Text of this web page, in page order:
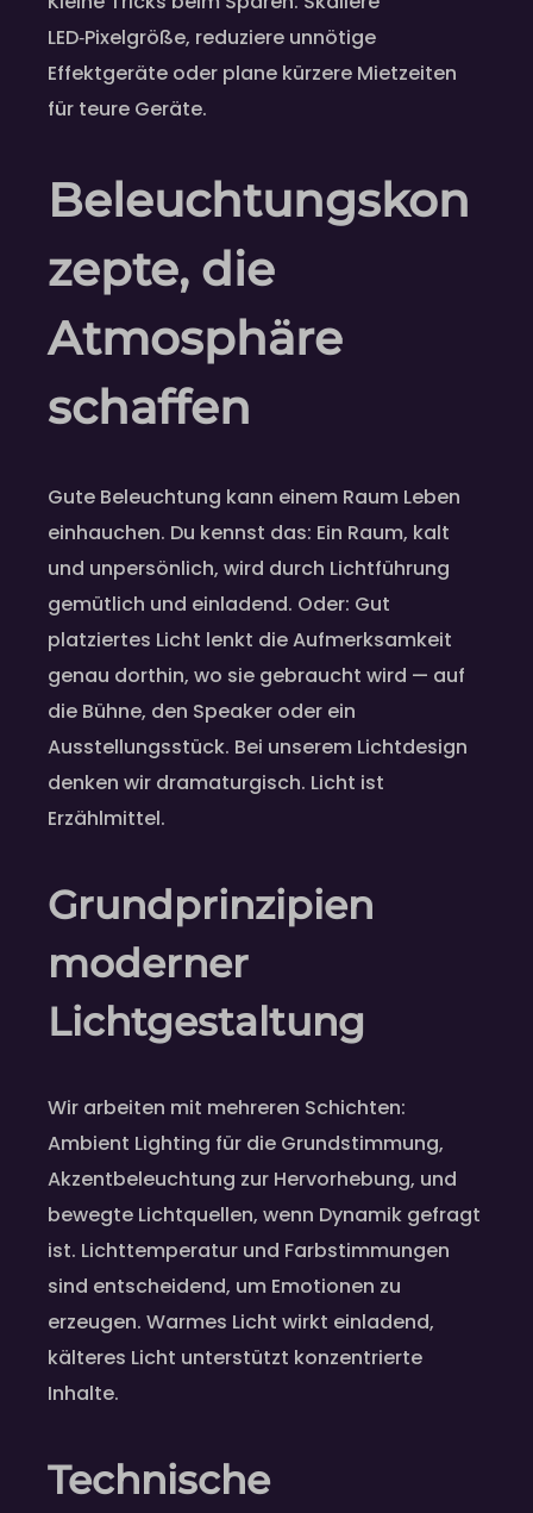
LED‑Pixelgröße, reduziere unnötige
Effektgeräte oder plane kürzere Mietzeiten
für teure Geräte.
Beleuchtungskon
zepte, die
Atmosphäre
schaffen
Gute Beleuchtung kann einem Raum Leben
einhauchen. Du kennst das: Ein Raum, kalt
und unpersönlich, wird durch Lichtführung
gemütlich und einladend. Oder: Gut
platziertes Licht lenkt die Aufmerksamkeit
genau dorthin, wo sie gebraucht wird — auf
die Bühne, den Speaker oder ein
Ausstellungsstück. Bei unserem Lichtdesign
denken wir dramaturgisch. Licht ist
Erzählmittel.
Grundprinzipien
moderner
Lichtgestaltung
Wir arbeiten mit mehreren Schichten:
Ambient Lighting für die Grundstimmung,
Akzentbeleuchtung zur Hervorhebung, und
bewegte Lichtquellen, wenn Dynamik gefragt
ist. Lichttemperatur und Farbstimmungen
sind entscheidend, um Emotionen zu
erzeugen. Warmes Licht wirkt einladend,
kälteres Licht unterstützt konzentrierte
Inhalte.
Technische